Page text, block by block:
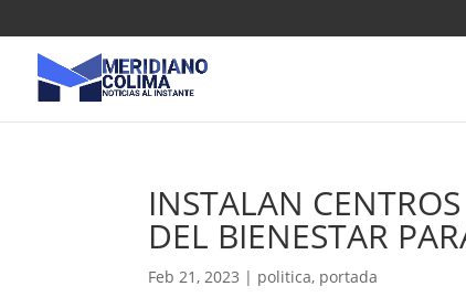
INSTALAN
DEL BIENESTAR
Feb 21, 2023 | politica, portada